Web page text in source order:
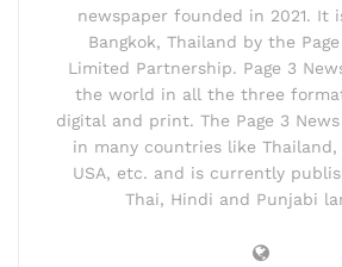
newspaper founded in 2021. It
Bangkok, Thailand by the
Limited Partnership. Page 3
the world in all the three
digital and print. The Page 3
in many countries like Thailand,
USA, etc. and is currently
Thai, Hindi and Punjabi